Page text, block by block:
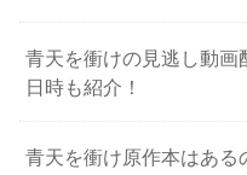
青天を衝けの見逃し動画
日時も紹介！
青天を衝け原作本はある